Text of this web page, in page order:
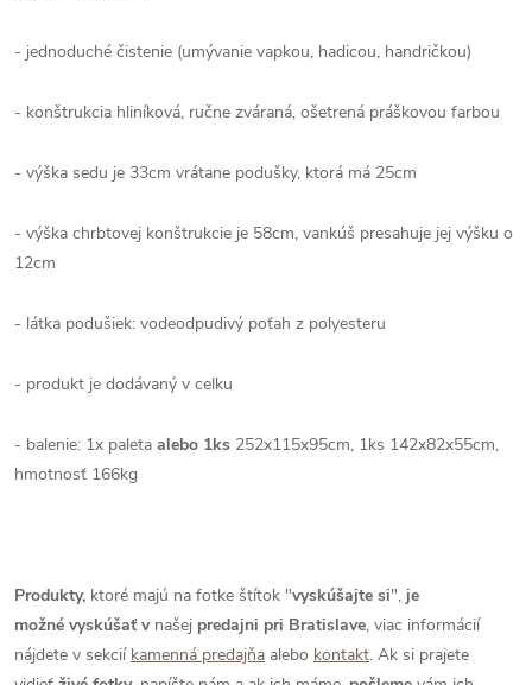
- jednoduché čistenie (umývanie vapkou, hadicou, handričkou)
- konštrukcia hliníková, ručne zváraná, ošetrená práškovou farbou
- výška sedu je 33cm vrátane podušky, ktorá má 25cm
- výška chrbtovej konštrukcie je 58cm, vankúš presahuje jej výšku o
12cm
- látka podušiek: vodeodpudivý poťah z polyesteru
- produkt je dodávaný v celku
- balenie: 1x paleta alebo 1ks 252x115x95cm, 1ks 142x82x55cm,
hmotnosť 166kg
Produkty, ktoré majú na fotke štítok "vyskúšajte si", je
možné vyskúšať v našej predajni pri Bratislave, viac informácií
nájdete v sekcií kamenná predajňa alebo kontakt. Ak si prajete